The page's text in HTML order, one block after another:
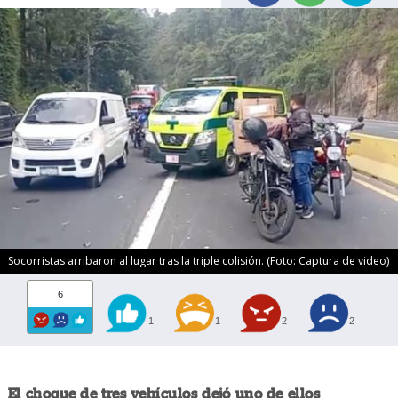
Socorristas arribaron al lugar tras la triple colisión. (Foto: Captura de video)
6
1 1 2 2
El choque de tres vehículos dejó uno de ellos